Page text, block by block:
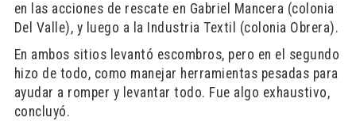
en las acciones de rescate en Gabriel Mancera (colonia
Del Valle), y luego a la Industria Textil (colonia Obrera).
En ambos sitios levantó escombros, pero en el segundo
hizo de todo, como manejar herramientas pesadas para
ayudar a romper y levantar todo. Fue algo exhaustivo,
concluyó.